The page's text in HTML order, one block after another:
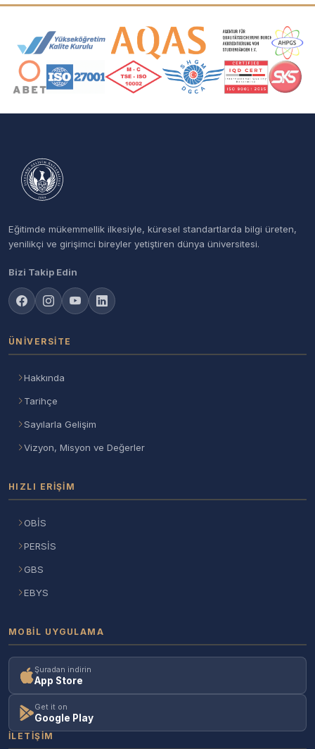
Akreditasyon ve Üyelik Logoları
Eğitimde mükemmellik ilkesiyle, küresel standartlarda bilgi üreten,
yenilikçi ve girişimci bireyler yetiştiren dünya üniversitesi.
Bizi Takip Edin
ÜNIVERSITE
Hakkında
Tarihçe
Sayılarla Gelişim
Vizyon, Misyon ve Değerler
HIZLI ERIŞIM
OBİS
PERSİS
GBS
EBYS
MOBIL UYGULAMA
Şuradan indirin
App Store
Get it on
Google Play
İLETIŞIM